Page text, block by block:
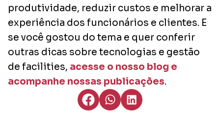
produtividade, reduzir custos e melhorar a
experiência dos funcionários e clientes. E
se você gostou do tema e quer conferir
outras dicas sobre tecnologias e gestão
de facilities, acesse o nosso blog e
acompanhe nossas publicações.